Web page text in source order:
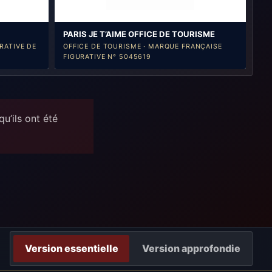
DE
PARIS JE T’AIME OFFICE DE TOURISME
OFFICE DE TOURISME · MARQUE FRANÇAISE
FIGURATIVE N° 5045619
ont été
Version essentielle Version approfondie